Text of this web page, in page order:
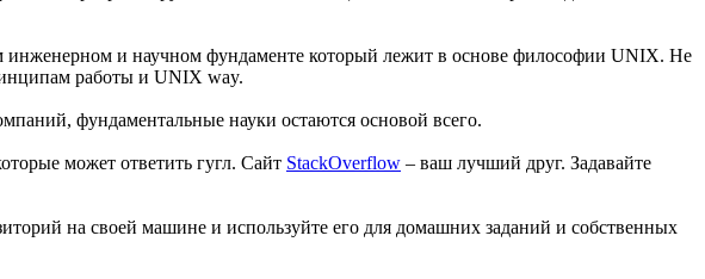
инженерном и научном фундаменте который лежит в основе философии UNIX. Не
работы и UNIX way.
фундаментальные науки остаются основой всего.
может ответить гугл. Сайт StackOverflow – ваш лучший друг. Задавайте
на своей машине и используйте его для домашних заданий и собственных